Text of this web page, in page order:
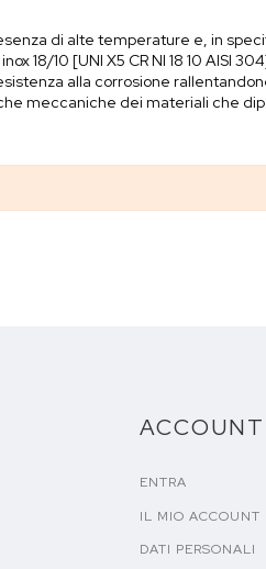
di alte temperature e, in
18/10 [UNI X5 CR NI 18 10
alla corrosione
meccaniche dei materiali che
ACCOUNT
ENTRA
IL MIO ACCOUNT
DATI PERSONALI